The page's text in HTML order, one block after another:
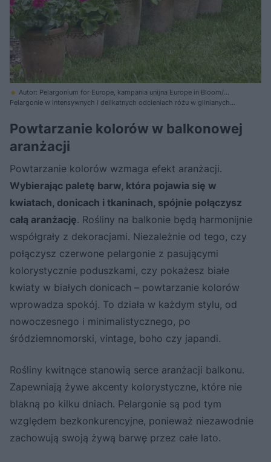
Autor: Pelargonium for Europe, kampania unijna Europe in Bloom/
Materiały prasowe
Pelargonie w intensywnych i delikatnych odcieniach różu w glinianych
Powtarzanie kolorów w balkonowej
aranżacji
Powtarzanie kolorów wzmaga efekt aranżacji.
Wybierając paletę barw, która pojawia się w
kwiatach, donicach i tkaninach, spójnie połączysz
całą aranżację. Rośliny na balkonie będą harmonijnie
współgrały z dekoracjami. Niezależnie od tego, czy
połączysz czerwone pelargonie z pasującymi
kolorystycznie poduszkami, czy pokażesz białe
kwiaty w białych donicach – powtarzanie kolorów
wprowadza spokój. To działa w każdym stylu, od
nowoczesnego i minimalistycznego, po
śródziemnomorski, vintage, boho czy japandi.
Rośliny kwitnące stanowią serce aranżacji balkonu.
Zapewniają żywe akcenty kolorystyczne, które nie
blakną po kilku dniach. Pelargonie są pod tym
względem bezkonkurencyjne, ponieważ niezawodnie
zachowują swoją żywą barwę przez całe lato.